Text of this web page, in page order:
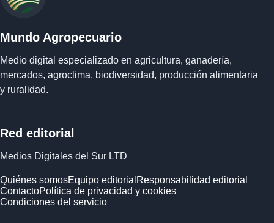
Mundo Agropecuario
Medio digital especializado en agricultura, ganadería,
mercados, agroclima, biodiversidad, producción alimentaria
y ruralidad.
Red editorial
Medios Digitales del Sur LTD
Quiénes somosEquipo editorial Responsabilidad editorial
ContactoPolítica de privacidad y cookies
Condiciones del servicio